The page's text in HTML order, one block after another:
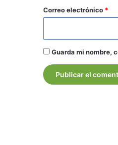
*
Correo electrónico *
Guarda mi nombre,